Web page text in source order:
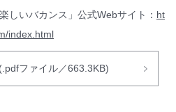
しいバカンス」公式Webサイト： ht
index.html
ファイル／663.3KB)